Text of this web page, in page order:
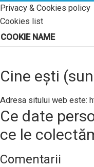
Privacy & Cookies policy
Cookies list
COOKIE NAME
Cine ești
Adresa sitului web este:
Ce date
ce le
Comentarii